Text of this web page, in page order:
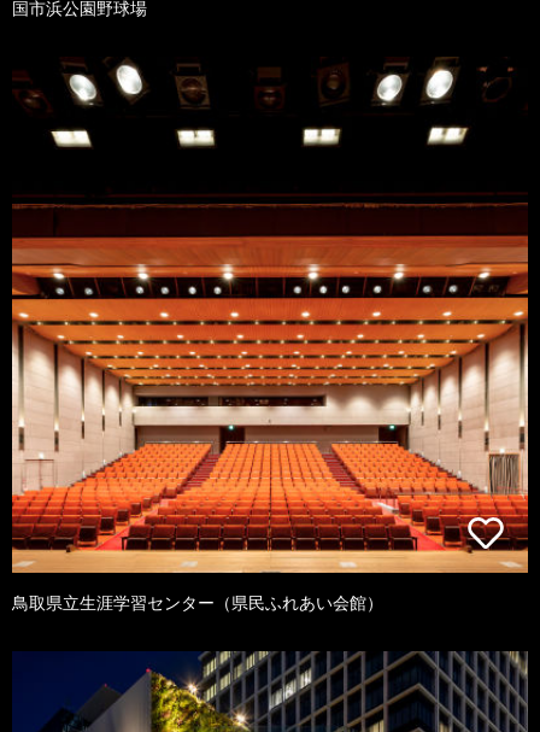
国市浜公園野球場
鳥取県立生涯学習センター（県民ふれあい会館）